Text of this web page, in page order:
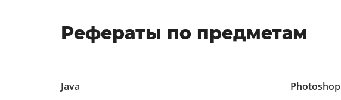
Рефераты по предметам
Java
Photoshop